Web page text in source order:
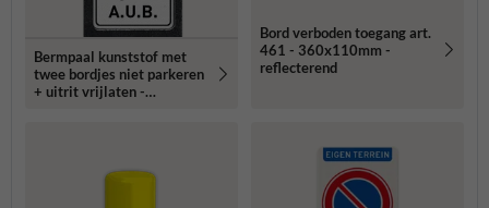
Bermpaal kunststof met
twee bordjes niet parkeren
+ uitrit vrijlaten -
Bord verboden toegang art.
461 - 360x110mm -
reflecterend